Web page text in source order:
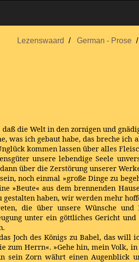
Lezenswaard German - Prose
die Welt in den zornigen und
was ich gebaut habe, das breche
kommen lassen über alles
unsere lebendige Seele
über die Zerstörung unserer
noch einmal »große Dinge zu
»Beute« aus dem brennenden
haben, wir werden mehr
die über unsere Wünsche
unter ein göttliches Gericht
Joch des Königs zu Babel, das
zum Herrn«. »Gehe hin, mein
sein Zorn währt einen Augenblick